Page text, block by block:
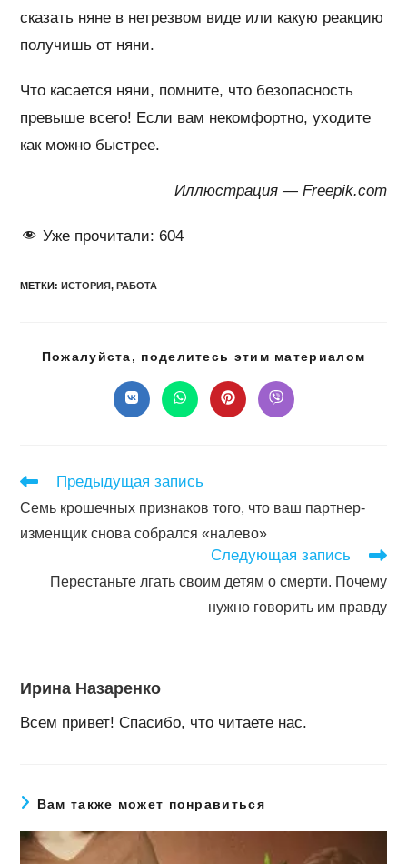
сказать няне в нетрезвом виде или какую реакцию
получишь от няни.
Что касается няни, помните, что безопасность
превыше всего! Если вам некомфортно, уходите
как можно быстрее.
Иллюстрация — Freepik.com
Уже прочитали: 604
МЕТКИ:ИСТОРИЯ, РАБОТА
Пожалуйста, поделитесь этим материалом
Открывается
в
Открывается
в
Открывается
в
Открывается
в
Читать
статьи
Предыдущая запись
Семь крошечных признаков того, что ваш партнер-
изменщик снова собрался «налево»
Следующая запись
Перестаньте лгать своим детям о смерти. Почему
нужно говорить им правду
Ирина Назаренко
Всем привет! Спасибо, что читаете нас.
Вам также может понравиться